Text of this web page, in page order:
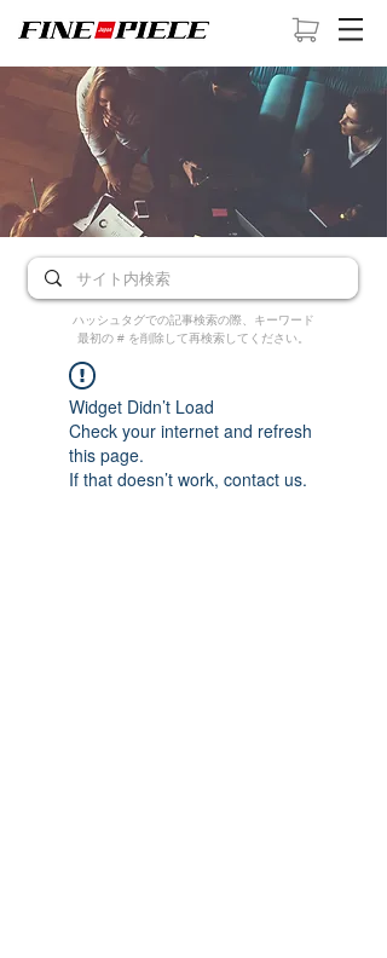
ハッシュタグでの記事検索の際、キーワード
最初の # を削除して再検索してください。
Widget Didn’t Load
Check your internet and refresh
this page.
If that doesn’t work, contact us.